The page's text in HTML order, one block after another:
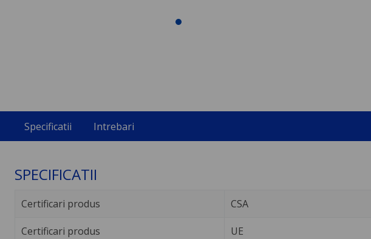
Specificatii Intrebari
SPECIFICATII
Certificari produs CSA
Certificari produs UE